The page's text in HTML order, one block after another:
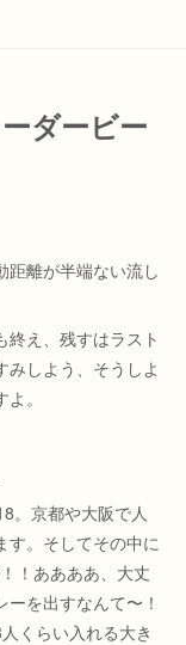
ダービー
距離が半端ない流し
終え、残すはラスト
しよう、そうしよ
。
。京都や大阪で人
す。そしてその中に
！ああああ、大丈
を出すなんて〜！
くらい入れる大き